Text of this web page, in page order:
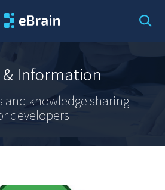
& Information
and knowledge sharing
developers